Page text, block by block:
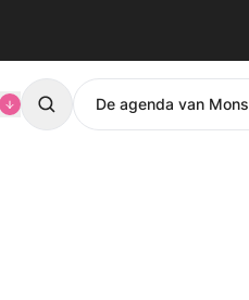
Search De agenda van Mons